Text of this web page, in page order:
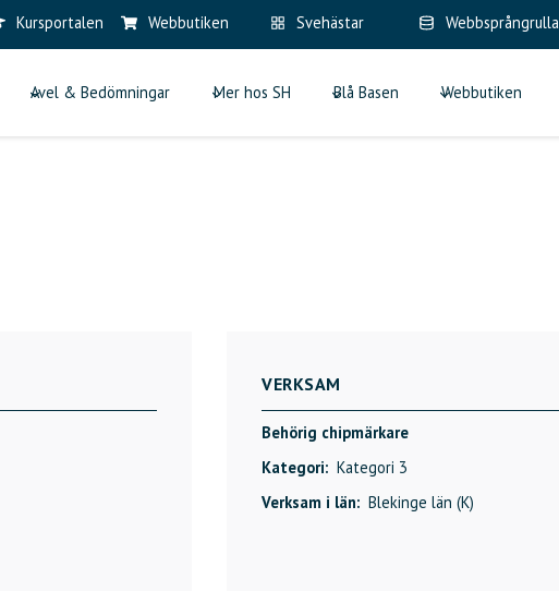
Kursportalen Webbutiken Svehästar Webbsprångrulla
Avel & Bedömningar Mer hos SH Blå Basen Webbutiken
VERKSAM
Behörig chipmärkare
Kategori: Kategori 3
Verksam i län: Blekinge län (K)